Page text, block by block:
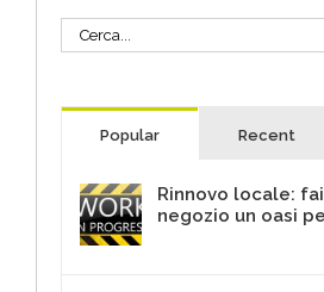
Cerca
per:
Popular Recent
Rinnovo locale:
negozio un oasi